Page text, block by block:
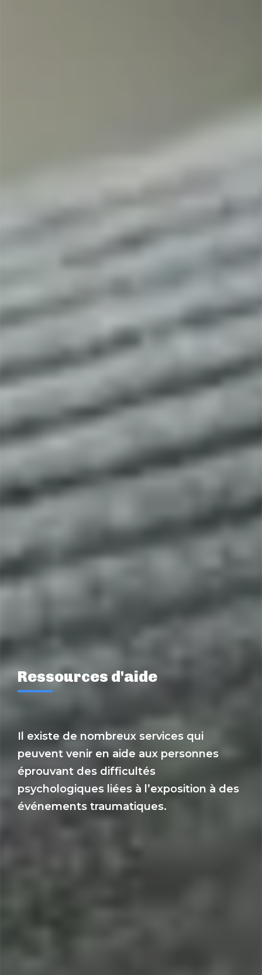
Ressources d'aide
Il existe de nombreux services qui
peuvent venir en aide aux personnes
éprouvant des difficultés
psychologiques liées à l’exposition à des
événements traumatiques.